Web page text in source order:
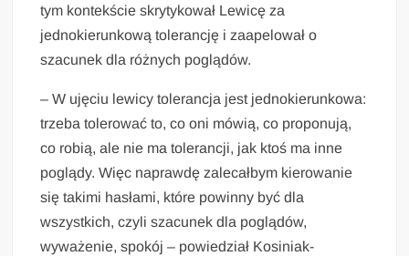
tym kontekście skrytykował Lewicę za
jednokierunkową tolerancję i zaapelował o
szacunek dla różnych poglądów.
– W ujęciu lewicy tolerancja jest jednokierunkowa:
trzeba tolerować to, co oni mówią, co proponują,
co robią, ale nie ma tolerancji, jak ktoś ma inne
poglądy. Więc naprawdę zalecałbym kierowanie
się takimi hasłami, które powinny być dla
wszystkich, czyli szacunek dla poglądów,
wyważenie, spokój – powiedział Kosiniak-